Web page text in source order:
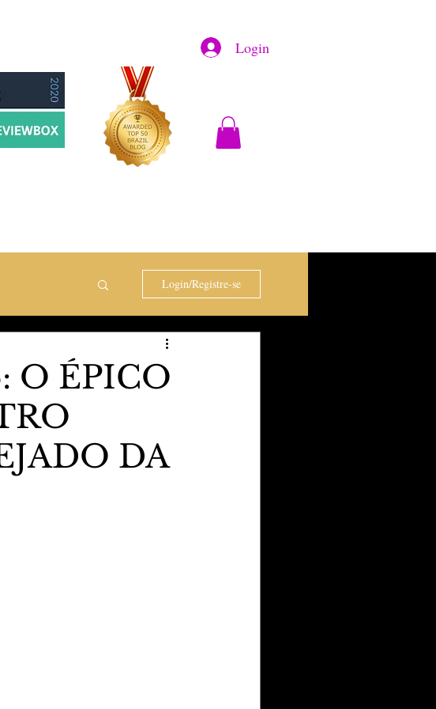
Login
Negocio
Login/Registre-se
O ÉPICO
DA